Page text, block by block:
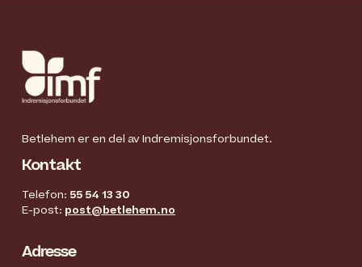
Betlehem er en del av Indremisjonsforbundet.
Kontakt
Telefon: 55 54 13 30
E-post: post@betlehem.no
Adresse